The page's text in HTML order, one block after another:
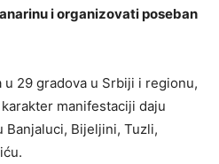
i organizovati poseban
29 gradova u Srbiji i regionu,
manifestaciji daju
Banjaluci, Bijeljini, Tuzli,